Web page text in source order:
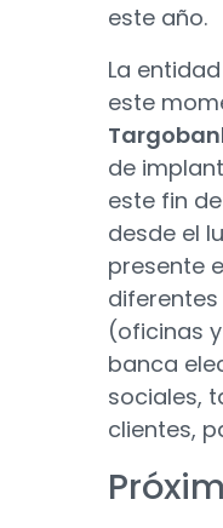
este año.
La
este
de
este fin
desde el
presente
(oficinas
banca
sociales,
clientes,